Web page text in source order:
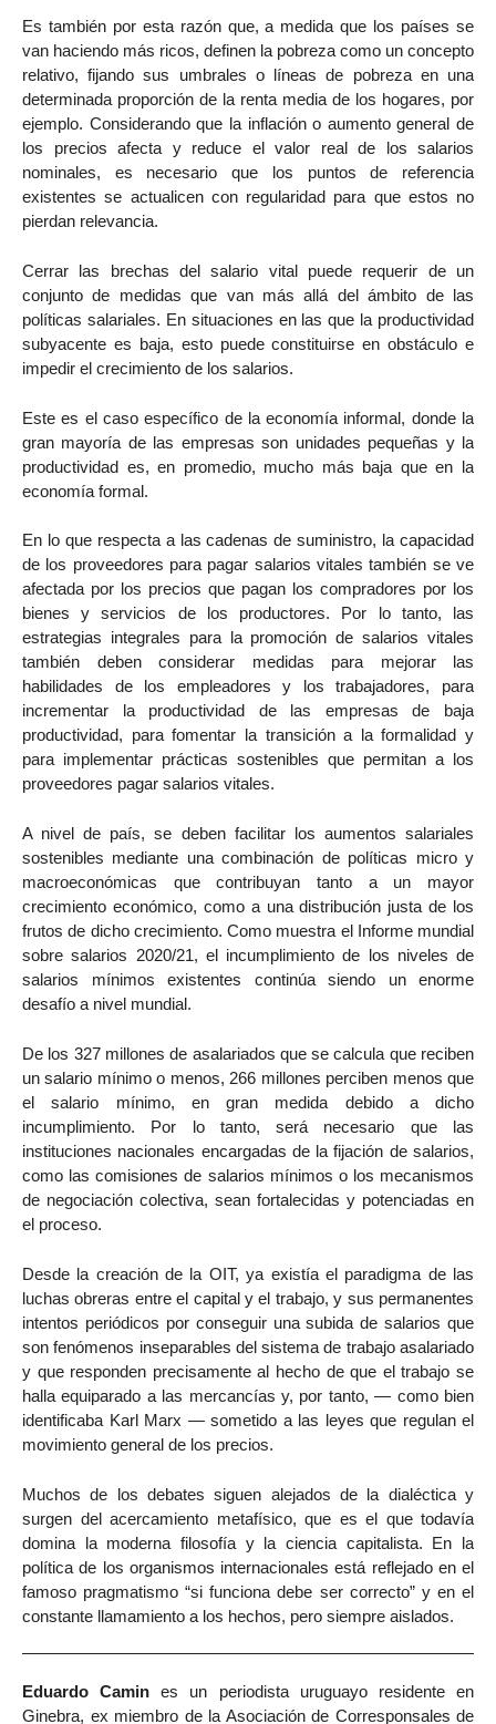
Es también por esta razón que, a medida que los países se
van haciendo más ricos, definen la pobreza como un concepto
relativo, fijando sus umbrales o líneas de pobreza en una
determinada proporción de la renta media de los hogares, por
ejemplo. Considerando que la inflación o aumento general de
los precios afecta y reduce el valor real de los salarios
nominales, es necesario que los puntos de referencia
existentes se actualicen con regularidad para que estos no
pierdan relevancia.
Cerrar las brechas del salario vital puede requerir de un
conjunto de medidas que van más allá del ámbito de las
políticas salariales. En situaciones en las que la productividad
subyacente es baja, esto puede constituirse en obstáculo e
impedir el crecimiento de los salarios.
Este es el caso específico de la economía informal, donde la
gran mayoría de las empresas son unidades pequeñas y la
productividad es, en promedio, mucho más baja que en la
economía formal.
En lo que respecta a las cadenas de suministro, la capacidad
de los proveedores para pagar salarios vitales también se ve
afectada por los precios que pagan los compradores por los
bienes y servicios de los productores. Por lo tanto, las
estrategias integrales para la promoción de salarios vitales
también deben considerar medidas para mejorar las
habilidades de los empleadores y los trabajadores, para
incrementar la productividad de las empresas de baja
productividad, para fomentar la transición a la formalidad y
para implementar prácticas sostenibles que permitan a los
proveedores pagar salarios vitales.
A nivel de país, se deben facilitar los aumentos salariales
sostenibles mediante una combinación de políticas micro y
macroeconómicas que contribuyan tanto a un mayor
crecimiento económico, como a una distribución justa de los
frutos de dicho crecimiento. Como muestra el Informe mundial
sobre salarios 2020/21, el incumplimiento de los niveles de
salarios mínimos existentes continúa siendo un enorme
desafío a nivel mundial.
De los 327 millones de asalariados que se calcula que reciben
un salario mínimo o menos, 266 millones perciben menos que
el salario mínimo, en gran medida debido a dicho
incumplimiento. Por lo tanto, será necesario que las
instituciones nacionales encargadas de la fijación de salarios,
como las comisiones de salarios mínimos o los mecanismos
de negociación colectiva, sean fortalecidas y potenciadas en
el proceso.
Desde la creación de la OIT, ya existía el paradigma de las
luchas obreras entre el capital y el trabajo, y sus permanentes
intentos periódicos por conseguir una subida de salarios que
son fenómenos inseparables del sistema de trabajo asalariado
y que responden precisamente al hecho de que el trabajo se
halla equiparado a las mercancías y, por tanto, — como bien
identificaba Karl Marx — sometido a las leyes que regulan el
movimiento general de los precios.
Muchos de los debates siguen alejados de la dialéctica y
surgen del acercamiento metafísico, que es el que todavía
domina la moderna filosofía y la ciencia capitalista. En la
política de los organismos internacionales está reflejado en el
famoso pragmatismo “si funciona debe ser correcto” y en el
constante llamamiento a los hechos, pero siempre aislados.
Eduardo Camin es un periodista uruguayo residente en
Ginebra, ex miembro de la Asociación de Corresponsales de